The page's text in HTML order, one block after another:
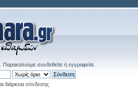
. Παρακαλούμε συνδεθείτε ή εγγραφείτε
διάρκεια σύνδεσης